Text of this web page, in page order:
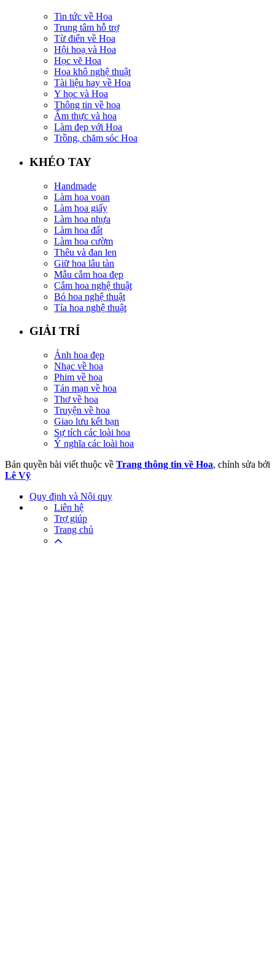
Tin tức về Hoa
Trung tâm hỗ trợ
Từ điển về Hoa
Hội hoạ và Hoa
Học vẽ Hoa
Hoa khô nghệ thuật
Tài liệu hay về Hoa
Y học và Hoa
Thông tin về hoa
Ẩm thực và hoa
Làm đẹp với Hoa
Trồng, chăm sóc Hoa
KHÉO TAY
Handmade
Làm hoa voan
Làm hoa giấy
Làm hoa nhựa
Làm hoa đất
Làm hoa cườm
Thêu và đan len
Giữ hoa lâu tàn
Mẫu cắm hoa đẹp
Cắm hoa nghệ thuật
Bó hoa nghệ thuật
Tỉa hoa nghệ thuật
GIẢI TRÍ
Ảnh hoa đẹp
Nhạc về hoa
Phim về hoa
Tản mạn về hoa
Thơ về hoa
Truyện về hoa
Giao lưu kết bạn
Sự tích các loài hoa
Ý nghĩa các loài hoa
Bản quyền bài viết thuộc về Trang thông tin về Hoa, chỉnh sửa bởi
Lê Vỹ
Quy định và Nội quy
Liên hệ
Trợ giúp
Trang chủ